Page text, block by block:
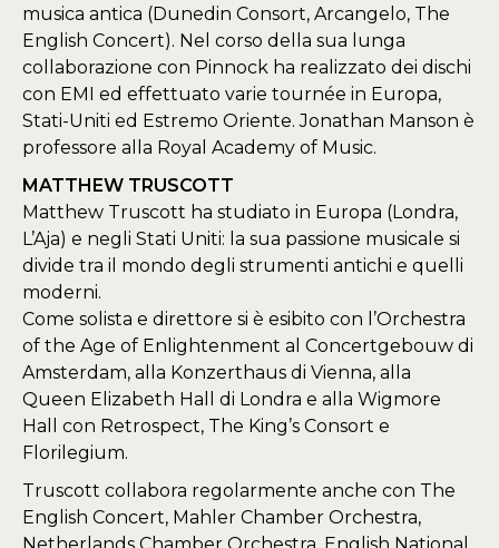
musica antica (Dunedin Consort, Arcangelo, The
English Concert). Nel corso della sua lunga
collaborazione con Pinnock ha realizzato dei dischi
con EMI ed effettuato varie tournée in Europa,
Stati-Uniti ed Estremo Oriente. Jonathan Manson è
professore alla Royal Academy of Music.
MATTHEW TRUSCOTT
Matthew Truscott ha studiato in Europa (Londra,
L’Aja) e negli Stati Uniti: la sua passione musicale si
divide tra il mondo degli strumenti antichi e quelli
moderni.
Come solista e direttore si è esibito con l’Orchestra
of the Age of Enlightenment al Concertgebouw di
Amsterdam, alla Konzerthaus di Vienna, alla
Queen Elizabeth Hall di Londra e alla Wigmore
Hall con Retrospect, The King’s Consort e
Florilegium.
Truscott collabora regolarmente anche con The
English Concert, Mahler Chamber Orchestra,
Netherlands Chamber Orchestra, English National